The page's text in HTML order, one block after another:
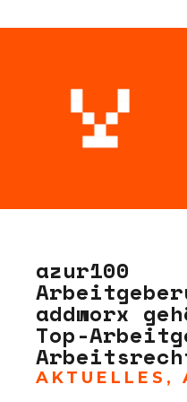
azur100
addworx
Top-
AKTUELLES ,